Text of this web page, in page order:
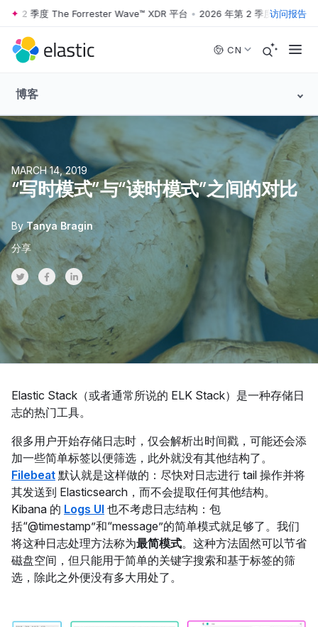
Skip to main content
季度 The Forrester Wave™ XDR 平台 • 2026 年第 2 季度 The访问报告
CN
博客
MARCH 14, 2019
“写时模式”与“读时模式”之间的对比
By Tanya Bragin
分享
Share on Twitter
Share on Facebook
Share on LinkedInr
Elastic Stack（或者通常所说的 ELK Stack）是一种存储日
志的热门工具。
很多用户开始存储日志时，仅会解析出时间戳，可能还会添
加一些简单标签以便筛选，此外就没有其他结构了。
Filebeat 默认就是这样做的：尽快对日志进行 tail 操作并将
其发送到 Elasticsearch，而不会提取任何其他结构。
Kibana 的 Logs UI 也不考虑日志结构：包
括“@timestamp”和“message”的简单模式就足够了。我们
将这种日志处理方法称为最简模式。这种方法固然可以节省
磁盘空间，但只能用于简单的关键字搜索和基于标签的筛
选，除此之外便没有多大用处了。